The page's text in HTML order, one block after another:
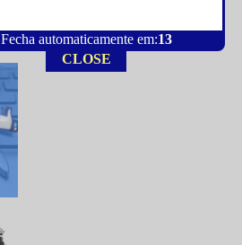
Fecha automaticamente em:12
CLOSE